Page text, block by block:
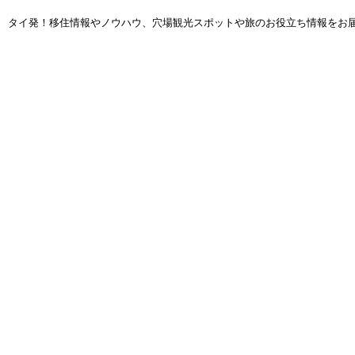
タイ発！移住情報やノウハウ、穴場観光スポットや旅のお役立ち情報をお